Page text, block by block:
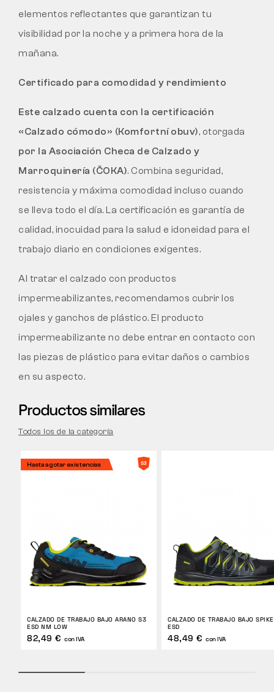
elementos reflectantes que garantizan tu
visibilidad por la noche y a primera hora de la
mañana.
Certificado para comodidad y rendimiento
Este calzado cuenta con la certificación
«Calzado cómodo» (Komfortní obuv), otorgada
por la Asociación Checa de Calzado y
Marroquinería (ČOKA). Combina seguridad,
resistencia y máxima comodidad incluso cuando
se lleva todo el día. La certificación es garantía de
calidad, inocuidad para la salud e idoneidad para el
trabajo diario en condiciones exigentes.
Al tratar el calzado con productos
impermeabilizantes, recomendamos cubrir los
ojales y ganchos de plástico. El producto
impermeabilizante no debe entrar en contacto con
las piezas de plástico para evitar daños o cambios
en su aspecto.
Productos similares
Todos los de la categoría
Hasta agotar existencias
CALZADO DE TRABAJO BAJO ARANO S3
ESD NM LOW
82,49 € con IVA
CALZADO DE TRABAJO BAJO
ESD
48,49 € con IVA